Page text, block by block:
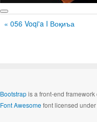
« 056 Voqi'a I Воқиъа
Bootstrapis a front-end
Font Awesomefont licensed under